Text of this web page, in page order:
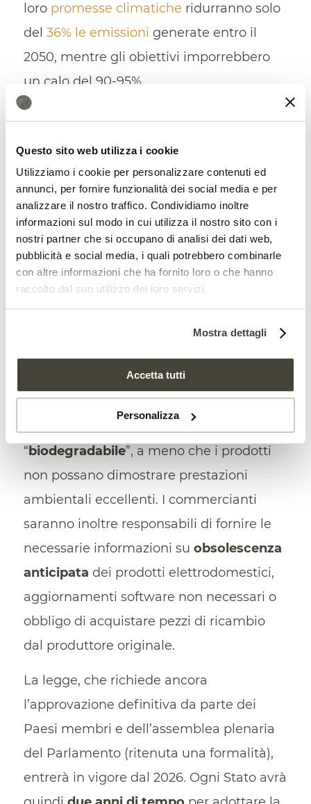
Questo sito web utilizza i cookie
Utilizziamo i cookie per personalizzare contenuti ed
annunci, per fornire funzionalità dei social media e per
analizzare il nostro traffico. Condividiamo inoltre
informazioni sul modo in cui utilizza il nostro sito con i
nostri partner che si occupano di analisi dei dati web,
pubblicità e social media, i quali potrebbero combinarle
con altre informazioni che ha fornito loro o che hanno
raccolto dal suo utilizzo dei loro servizi.
Mostra dettagli
Accetta tutti
Personalizza
loro promesse climatiche ridurranno solo
del 36% le emissioni generate entro il
2050, mentre gli obiettivi imporrebbero
un calo del 90-95%.
compensazione delle emissioni di gas
serra, che però non hanno gli stessi
benefici climatici di azioni di riduzione di
gas serra.
Altri effetti della direttiva Green
Claims
Le nuove regole della direttiva Green
frasi generichecome “
“amico della natura”, “efficiente dal
“ biodegradabile”, a meno che i prodotti
non possano dimostrare prestazioni
ambientali eccellenti. I commercianti
saranno inoltre responsabili di fornire le
necessarie informazioni su obsolescenza
anticipata dei prodotti elettrodomestici,
aggiornamenti software non necessari o
obbligo di acquistare pezzi di ricambio
dal produttore originale.
La legge, che richiede ancora
l’approvazione definitiva da parte dei
Paesi membri e dell’assemblea plenaria
del Parlamento (ritenuta una formalità),
entrerà in vigore dal 2026. Ogni Stato avrà